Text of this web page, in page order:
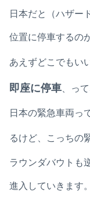
日本だと（ハザー
位置に停車するの
あえずどこでもい
即座に停車 、っ
日本の緊急車両っ
るけど、こっちの
ラウンダバウトも
進入していきます